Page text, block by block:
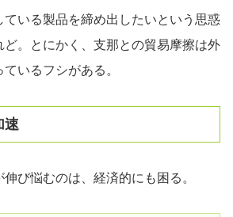
ている製品を締め出したいという思惑
ど。とにかく、支那との貿易摩擦は外
いるフシがある。
速
び悩むのは、経済的にも困る。